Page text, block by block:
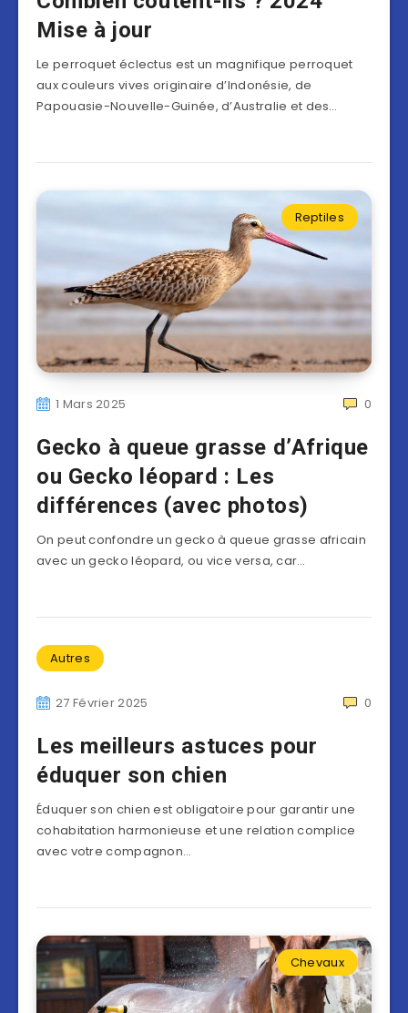
Mise à jour
Le perroquet éclectus est un magnifique perroquet
aux couleurs vives originaire d’Indonésie, de
Papouasie-Nouvelle-Guinée, d’Australie et des…
Reptiles
1 Mars 2025 0
Gecko à queue grasse d’Afrique
ou Gecko léopard : Les
différences (avec photos)
On peut confondre un gecko à queue grasse africain
avec un gecko léopard, ou vice versa, car…
Autres
27 Février 2025 0
Les meilleurs astuces pour
éduquer son chien
Éduquer son chien est obligatoire pour garantir une
cohabitation harmonieuse et une relation complice
avec votre compagnon…
Chevaux